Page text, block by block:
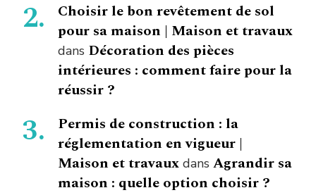
Choisir le bon revêtement de sol
pour sa maison | Maison et travaux
dans Décoration des pièces
intérieures : comment faire pour la
réussir ?
Permis de construction : la
réglementation en vigueur |
Maison et travaux dans Agrandir sa
maison : quelle option choisir ?